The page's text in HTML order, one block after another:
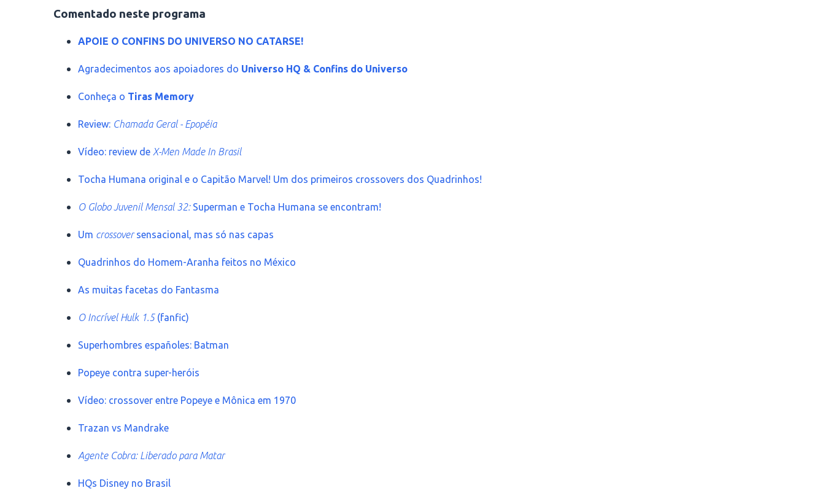
Comentado neste programa
APOIE O CONFINS DO UNIVERSO NO CATARSE!
Agradecimentos aos apoiadores do Universo HQ & Confins do Universo
Conheça o Tiras Memory
Review: Chamada Geral - Epopéia
Vídeo: review de X-Men Made In Brasil
Tocha Humana original e o Capitão Marvel! Um dos primeiros crossovers dos Quadrinhos!
O Globo Juvenil Mensal 32:Superman e Tocha Humana se encontram!
Um crossoversensacional, mas só nas capas
Quadrinhos do Homem-Aranha feitos no México
As muitas facetas do Fantasma
O Incrível Hulk 1.5(fanfic)
Superhombres españoles: Batman
Popeye contra super-heróis
Vídeo: crossover entre Popeye e Mônica em 1970
Trazan vs Mandrake
Agente Cobra: Liberado para Matar
HQs Disney no Brasil